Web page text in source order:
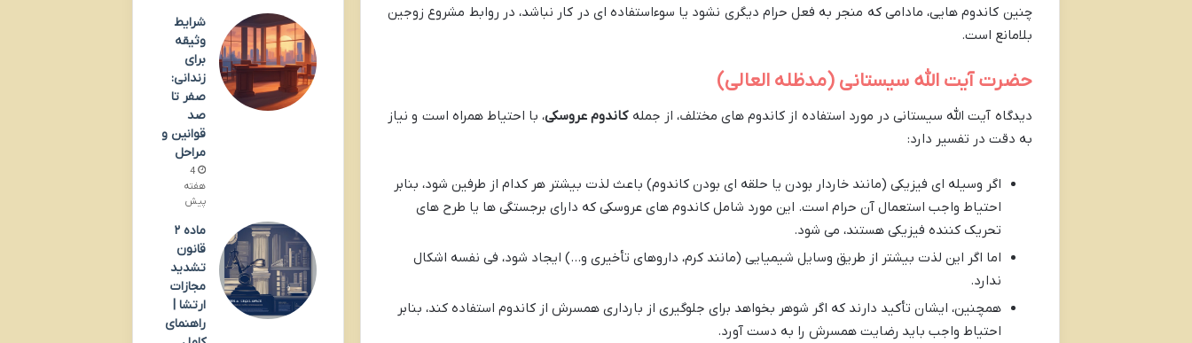
چنین کاندوم هایی، مادامی که منجر به فعل حرام دیگری نشود یا سوءاستفاده ای در کار نباشد، در روابط مشروع زوجین
بلامانع است.
حضرت آیت الله سیستانی (مدظله العالی)
دیدگاه آیت الله سیستانی در مورد استفاده از کاندوم های مختلف، از جملهکاندوم عروسکی، با احتیاط همراه است و نیاز
به دقت در تفسیر دارد:
اگر وسیله ای فیزیکی (مانند خاردار بودن یا حلقه ای بودن کاندوم) باعث لذت بیشتر هر کدام از طرفین شود، بنابر
احتیاط واجب استعمال آن حرام است. این مورد شامل کاندوم های عروسکی که دارای برجستگی ها یا طرح های
تحریک کننده فیزیکی هستند، می شود.
اما اگر این لذت بیشتر از طریق وسایل شیمیایی (مانند کرم، داروهای تأخیری و…) ایجاد شود، فی نفسه اشکال
ندارد.
همچنین، ایشان تأکید دارند که اگر شوهر بخواهد برای جلوگیری از بارداری همسرش از کاندوم استفاده کند، بنابر
احتیاط واجب باید رضایت همسرش را به دست آورد.
شرایط
وثیقه
برای
زندانی:
صفر تا
صد
قوانین و
مراحل
4
هفته
پیش
ماده ۲
قانون
تشدید
مجازات
ارتشا |
راهنمای